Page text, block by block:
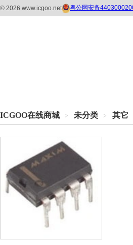
ICGOO在线商城 > 未分类 > 其它